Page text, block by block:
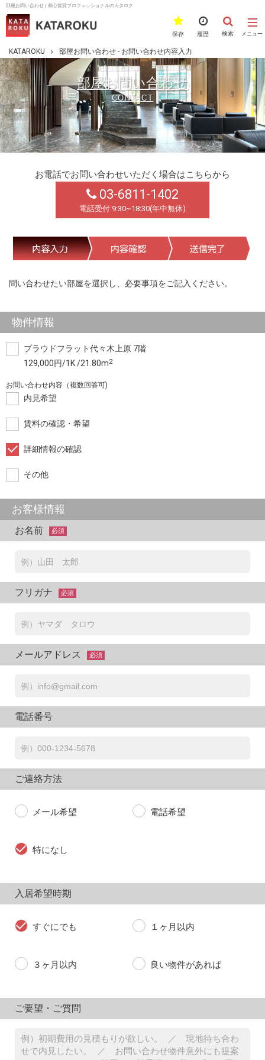
部屋お問い合わせ | 都心賃貸プロフェッショナルのカタロク
メニュー
検索
履歴
保存
KATAROKU 部屋お問い合わせ - お問い合わせ内容入力
部屋お問い合わせ
CONTACT
お電話でお問い合わせいただく場合はこちらから
03-6811-1402
電話受付 9:30~18:30(年中無休)
問い合わせたい部屋を選択し、必要事項をご記入ください。
物件情報
プラウドフラット代々木上原 7階
129,000円/1K /21.80m2
お問い合わせ内容（複数回答可)
内見希望
賃料の確認・希望
詳細情報の確認
その他
お客様情報
お名前 必須
フリガナ 必須
メールアドレス 必須
電話番号
ご連絡方法
メール希望 電話希望
特になし
入居希望時期
すぐにでも １ヶ月以内
３ヶ月以内 良い物件があれば
ご要望・ご質問